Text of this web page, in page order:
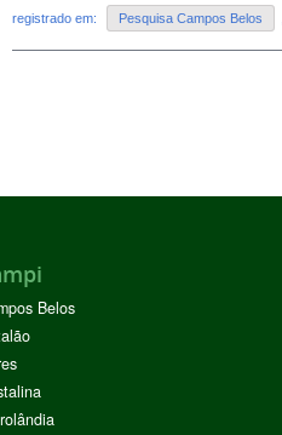
registrado em: Pesquisa Campos Belos
Belos